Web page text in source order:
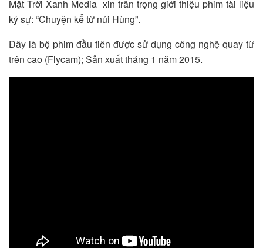
Mặt Trời Xanh Media xin trân trọng giới thiệu phim tài liệu
ký sự: “Chuyện kể từ núi Hùng”.
Đây là bộ phim đầu tiên được sử dụng công nghệ quay từ
trên cao (Flycam); Sản xuất tháng 1 năm 2015.